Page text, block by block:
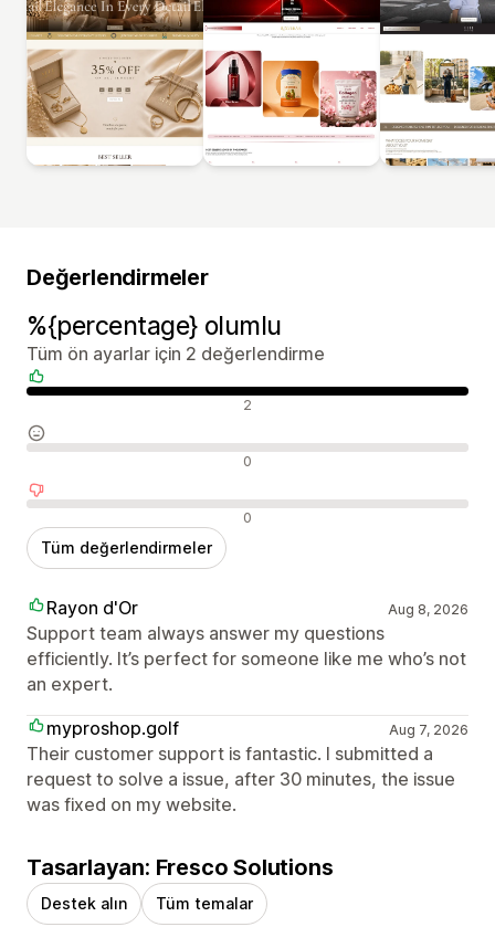
Değerlendirmeler
%{percentage} olumlu
Tüm ön ayarlar için 2 değerlendirme
Olumlu değerlendirmeler 2
Nötr değerlendirmeler 0
Olumsuz değerlendirmeler 0
Tüm değerlendirmeler
Rayon d'Or Aug 8, 2026
Support team always answer my questions
efficiently. It’s perfect for someone like me who’s not
an expert.
myproshop.golf
Aug 7, 2026
Their customer support is fantastic. I submitted a
request to solve a issue, after 30 minutes, the issue
was fixed on my website.
Tasarlayan: Fresco Solutions
Destek alın Tüm temalar